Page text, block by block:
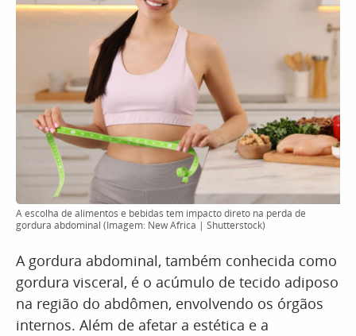
A escolha de alimentos e bebidas tem impacto direto na perda de
gordura abdominal (Imagem: New Africa | Shutterstock)
A gordura abdominal, também conhecida como
gordura visceral, é o acúmulo de tecido adiposo
na região do abdômen, envolvendo os órgãos
internos. Além de afetar a estética e a